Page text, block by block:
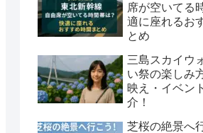
席が空いてる
適に座れるお
とめ
三島スカイウ
い祭の楽しみ
映え・イベン
介！
芝桜の絶景へ